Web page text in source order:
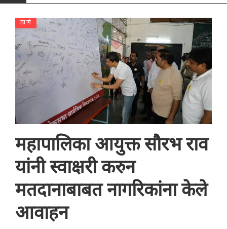
ठाणे
महापालिका आयुक्त सौरभ राव
यांनी स्वाक्षरी करुन
मतदानाबाबत नागरिकांना केले
आवाहन